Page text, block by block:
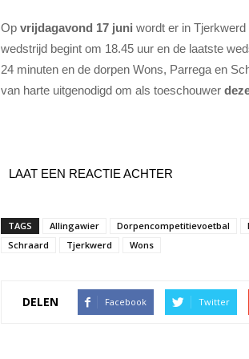
Op vrijdagavond 17 juni wordt er in
wedstrijd begint om 18.45 uur en de laatste
24 minuten en de dorpen Wons, Parrega en
van harte uitgenodigd om als toeschouwer
LAAT EEN REACTIE ACHTER
TAGS Allingawier Dorpencompetitievoetbal
Schraard
Tjerkwerd Wons
DELEN Facebook Twitter